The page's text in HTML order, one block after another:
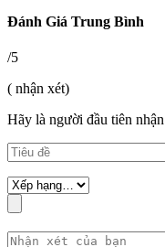
Đánh Giá Trung Bình
/5
( nhận xét)
Hãy là người đầu tiên